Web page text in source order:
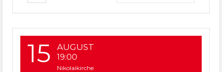
15 AUGUST
19:00
Nikolaikirche